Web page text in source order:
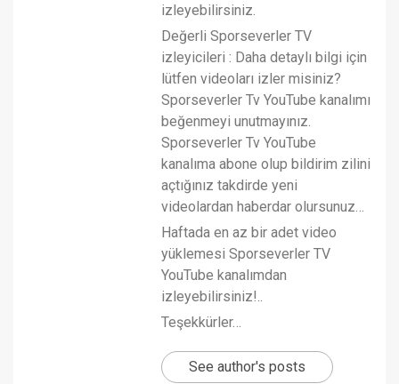
izleyebilirsiniz.
Değerli Sporseverler TV
izleyicileri : Daha detaylı bilgi için
lütfen videoları izler misiniz?
Sporseverler Tv YouTube kanalımı
beğenmeyi unutmayınız.
Sporseverler Tv YouTube
kanalıma abone olup bildirim zilini
açtığınız takdirde yeni
videolardan haberdar olursunuz…
Haftada en az bir adet video
yüklemesi Sporseverler TV
YouTube kanalımdan
izleyebilirsiniz!..
Teşekkürler…
See author's posts